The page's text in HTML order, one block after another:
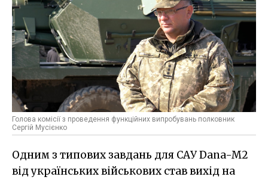
Голова комісії з проведення функційних випробувань полковник
Сергій Мусієнко
Одним з типових завдань для САУ Dana-M2
від українських військових став вихід на